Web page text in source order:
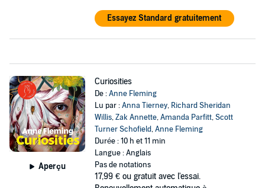
Essayez Standard gratuitement
Aperçu
Curiosities
De :Anne Fleming
Lu par :Anna Tierney, Richard Sheridan
Willis,Zak Annette,Amanda Parfitt,Scott
Turner Schofield,Anne Fleming
Durée : 10 h et 11 min
Langue : Anglais
Pas de notations
17,99 € ou gratuit avec l'essai.